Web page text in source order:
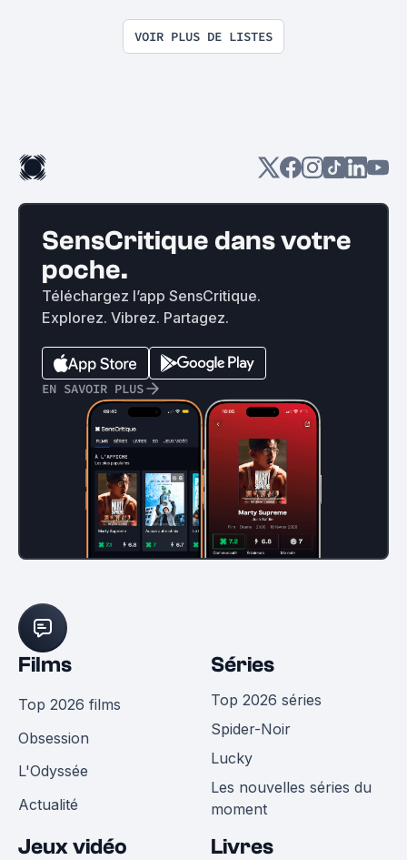
VOIR PLUS DE LISTES
SensCritique dans votre
poche.
Téléchargez l’app SensCritique.
Explorez. Vibrez. Partagez.
EN SAVOIR PLUS
Films
Top 2026 films
Obsession
L'Odyssée
Actualité
Séries
Top 2026 séries
Spider-Noir
Lucky
Les nouvelles séries du
moment
Jeux vidéo Livres